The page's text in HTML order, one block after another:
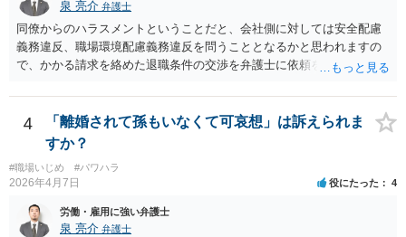
団体交渉し、その中で場合によっては金銭解決を目指すというのが良
いと思います。
泉 亮介 弁護士
同僚からのハラスメントということだと、会社側に対しては安全配慮
義務違反、職場環境配慮義務違反を問うこととなるかと思われますの
で、かかる請求を絡めた退職条件の交渉を弁護士に依頼をされた方が
くなり全て弁護士が窓口となるため精神的な負担も軽くなるでしょ
う。
4
「離婚されて孫もいなくて可哀想」は訴えられま
すか？
#職場いじめ #パワハラ
2026年4月7日 役にたった 4
労働・雇用に強い弁護士
泉 亮介 弁護士